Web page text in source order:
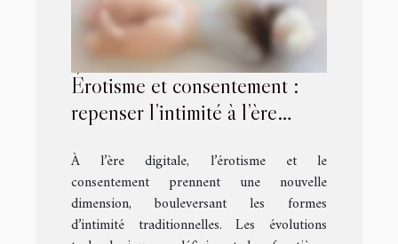
Érotisme et consentement :
repenser l’intimité à l’ère
À l’ère digitale, l’érotisme et le
consentement prennent une nouvelle
dimension, bouleversant les formes
d’intimité traditionnelles. Les évolutions